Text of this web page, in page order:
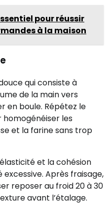
pour réussir
à la maison
qui consiste à
de la main vers
en boule. Répétez le
homogénéiser les
et la farine sans trop
et la cohésion
Après fraisage,
reposer au froid 20 à 30
avant l’étalage.